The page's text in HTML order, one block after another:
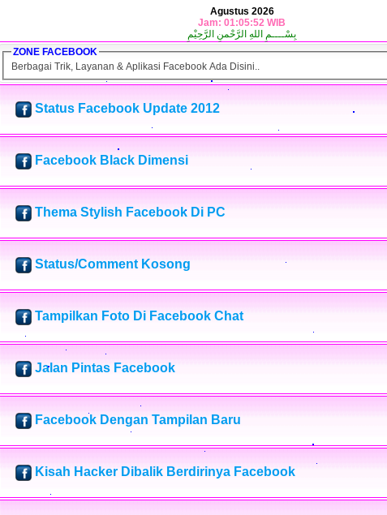
Agustus 2026
Jam: 01:05:52 WIB
بِسْــــمِ اللهِ الرَّحْمنِ الرَّحِيْمِ
ZONE FACEBOOK
Berbagai Trik, Layanan & Aplikasi Facebook Ada Disini..
Status Facebook Update 2012
Facebook Black Dimensi
Thema Stylish Facebook Di PC
Status/Comment Kosong
Tampilkan Foto Di Facebook Chat
Jalan Pintas Facebook
Facebook Dengan Tampilan Baru
Kisah Hacker Dibalik Berdirinya Facebook